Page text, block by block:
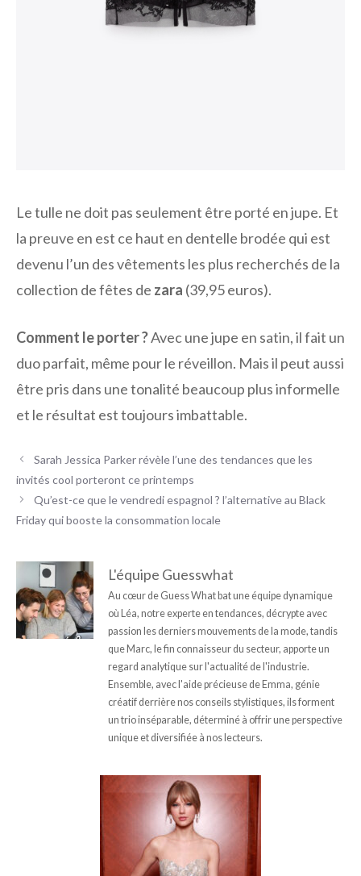
Le tulle ne doit pas seulement être porté en jupe. Et
la preuve en est ce haut en dentelle brodée qui est
devenu l’un des vêtements les plus recherchés de la
collection de fêtes de zara (39,95 euros).
Comment le porter ?Avec une jupe en satin, il fait un
duo parfait, même pour le réveillon. Mais il peut aussi
être pris dans une tonalité beaucoup plus informelle
et le résultat est toujours imbattable.
Sarah Jessica Parker révèle l’une des tendances que les
invités cool porteront ce printemps
Qu’est-ce que le vendredi espagnol ? l’alternative au Black
Friday qui booste la consommation locale
L'équipe Guesswhat
Au cœur de Guess What bat une équipe dynamique
où Léa, notre experte en tendances, décrypte avec
passion les derniers mouvements de la mode, tandis
que Marc, le fin connaisseur du secteur, apporte un
regard analytique sur l'actualité de l'industrie.
Ensemble, avec l'aide précieuse de Emma, génie
créatif derrière nos conseils stylistiques, ils forment
un trio inséparable, déterminé à offrir une perspective
unique et diversifiée à nos lecteurs.